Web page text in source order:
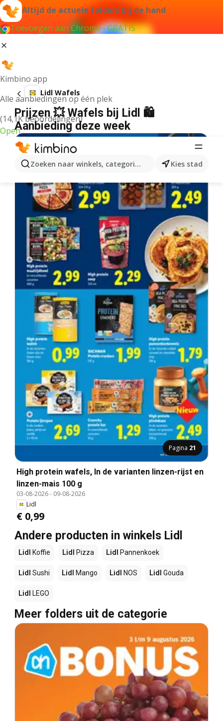
Altijd de actuele folders bij de hand
Toevoegen aan Chrome - GRATIS
Kimbino app
Alle aanbiedingen op één plek
(14,1K beoordelingen)
Open
Zoeken naar winkels, categorieën, producten...
Kies stad
Lidl Wafels
Prijzen 💥 Wafels bij Lidl 🛍️
Aanbieding deze week
Pagina 21
High protein wafels, In de varianten linzen-rijst en
linzen-mais 100 g
03-08-2026- 09-08-2026
Lidl
€ 0,99
Andere producten in winkels Lidl
Lidl Koffie Lidl Pizza Lidl Pannenkoek
Lidl Sushi Lidl Mango Lidl NOS Lidl Gouda
Lidl LEGO
Meer folders uit de categorie